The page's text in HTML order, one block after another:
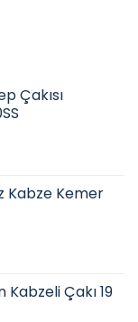
Çakısı
Kabze Kemer
Kabzeli Çakı 19